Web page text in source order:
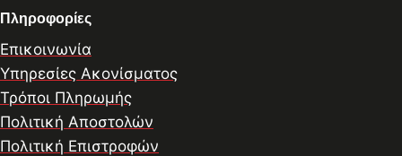
Πληροφορίες
Επικοινωνία
Υπηρεσίες Ακονίσματος
Τρόποι Πληρωμής
Πολιτική Αποστολών
Πολιτική Επιστροφών